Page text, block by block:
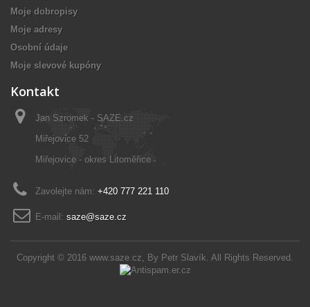
Copyright © 2016 www.saze.cz, By Petr Slavík. All Rights Reserved.
Moje dobropisy
Moje adresy
Osobní údaje
Moje slevové kupóny
Kontakt
Jan Szromek - SAZE.cz
Miřejovice 52
Miřejovice - okres Litoměřice
Zavolejte nám: +420 777 221 110
E-mail: saze@saze.cz